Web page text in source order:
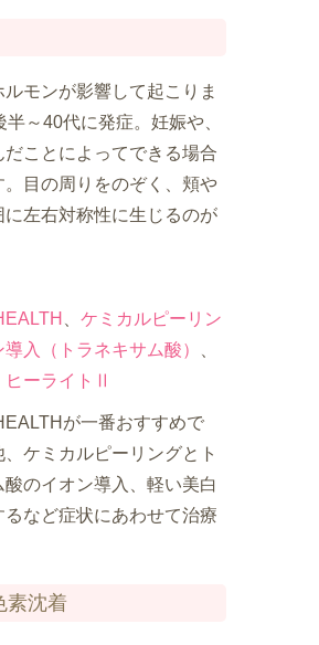
ルモンが影響して起こりま
半～40代に発症。妊娠や、
だことによってできる場合
。目の周りをのぞく、頬や
に左右対称性に生じるのが
ケミカルピーリン
導入（トラネキサム酸）
ヒーライトⅡ
が一番おすすめで
ケミカルピーリングとト
酸のイオン導入、軽い美白
るなど症状にあわせて治療
素沈着